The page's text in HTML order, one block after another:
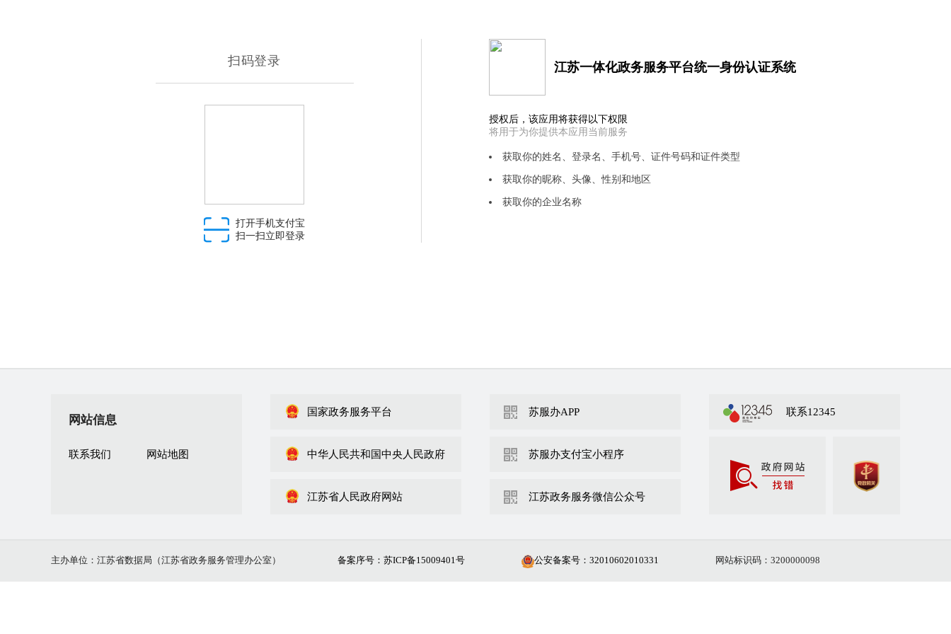
扫码登录
打开手机支付宝
扫一扫立即登录
江苏一体化政务服务平台统一身份认证系统
授权后，该应用将获得以下权限
将用于为你提供本应用当前服务
获取你的姓名、登录名、手机号、证件号码和证件类型
获取你的昵称、头像、性别和地区
获取你的企业名称
网站信息
联系我们 网站地图
国家政务服务平台
中华人民共和国中央人民政府
江苏省人民政府网站
苏服办APP
苏服办支付宝小程序
江苏政务服务微信公众号
联系12345
主办单位：江苏省数据局（江苏省政务服务管理办公室） 备案序号：苏ICP备15009401号 公安备案号： 32010602010331 网站标识码：3200000098